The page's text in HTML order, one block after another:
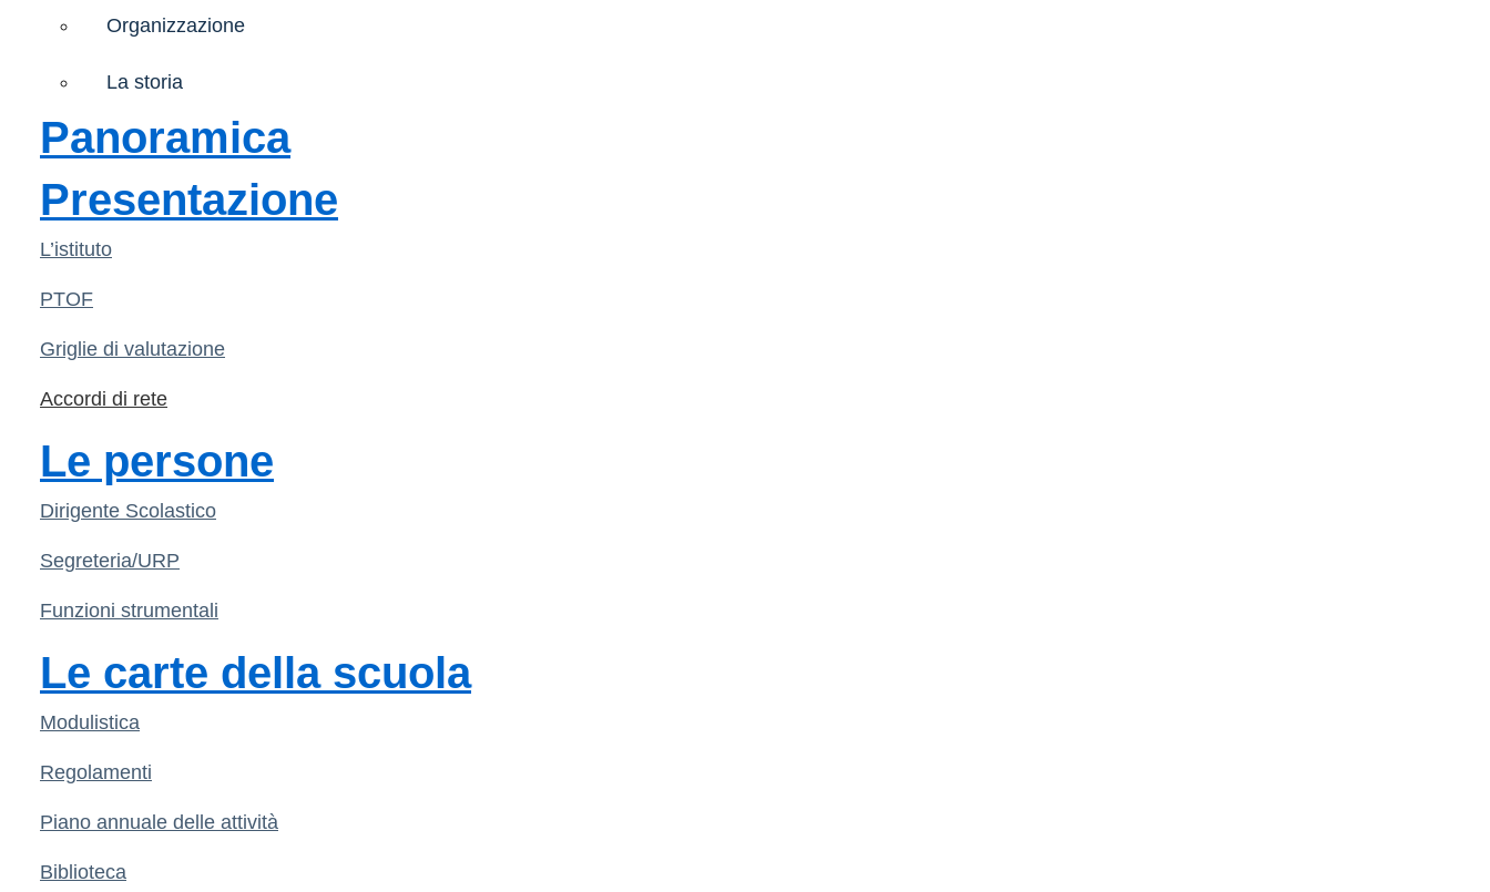
Organizzazione
La storia
Panoramica
Presentazione
L’istituto
PTOF
Griglie di valutazione
Accordi di rete
Le persone
Dirigente Scolastico
Segreteria/URP
Funzioni strumentali
Le carte della scuola
Modulistica
Regolamenti
Piano annuale delle attività
Biblioteca